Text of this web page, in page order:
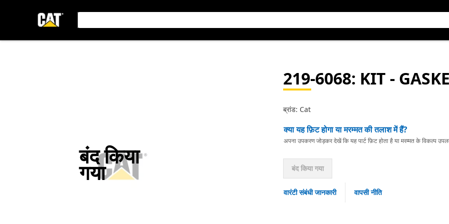
बंद किया
गया
219-6068: KIT -
ब्रांड: Cat
क्या यह फ़िट होगा या मरम्मत की तलाश में हैं?
अपना उपकरण जोड़कर देखें कि यह पार्ट फ़िट होता है या मरम्मत के विकल्प
बंद किया गया
वारंटी संबंधी जानकारी वापसी नीति